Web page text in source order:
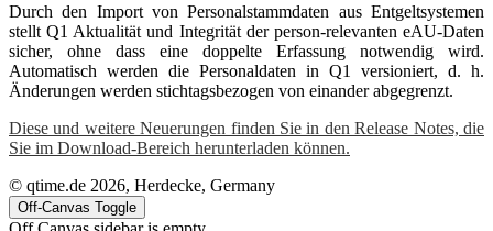
Durch den Import von Personalstammdaten aus Entgeltsystemen
stellt Q1 Aktualität und Integrität der person-relevanten eAU-Daten
sicher, ohne dass eine doppelte Erfassung notwendig wird.
Automatisch werden die Personaldaten in Q1 versioniert, d. h.
Änderungen werden stichtagsbezogen von einander abgegrenzt.
Diese und weitere Neuerungen finden Sie in den Release Notes, die
Sie im Download-Bereich herunterladen können.
© qtime.de 2026, Herdecke, Germany
Off-Canvas Toggle